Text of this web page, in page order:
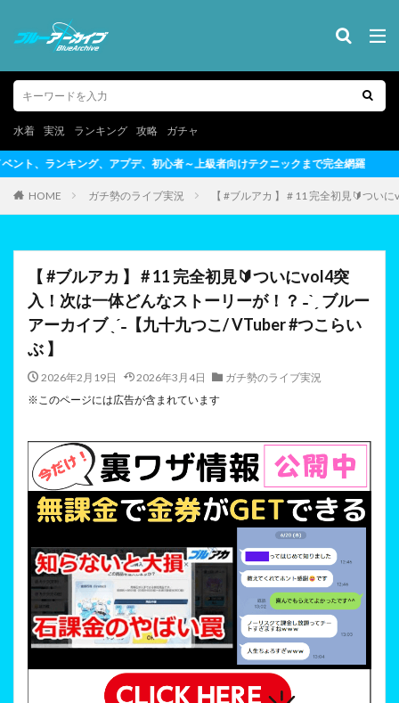
水着 実況 ランキング 攻略 ガチャ
上級者向けテクニックまで完全網羅
HOME ガチ勢のライブ実況 【 #ブルアカ 】 # 11 完全初見🔰つい
【 #ブルアカ 】 # 11 完全初見🔰ついにvol4突
入！次は一体どんなストーリーが！？ ˗ˋˏ ブルー
アーカイブ ˎˊ˗【九十九つこ/ VTuber #つこらい
ぶ 】
2026年2月19日 2026年3月4日
ガチ勢のライブ実況
※このページには広告が含まれています